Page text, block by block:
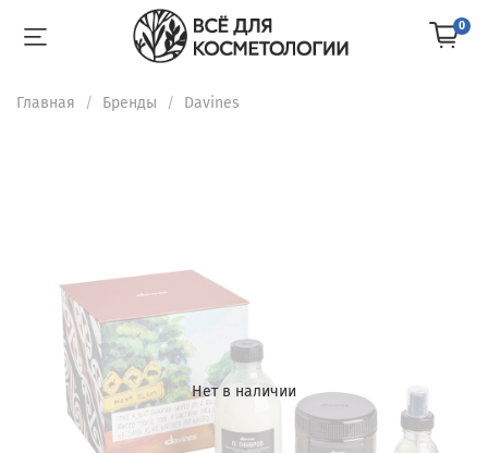
0
Главная Бренды Davines
Нет в наличии